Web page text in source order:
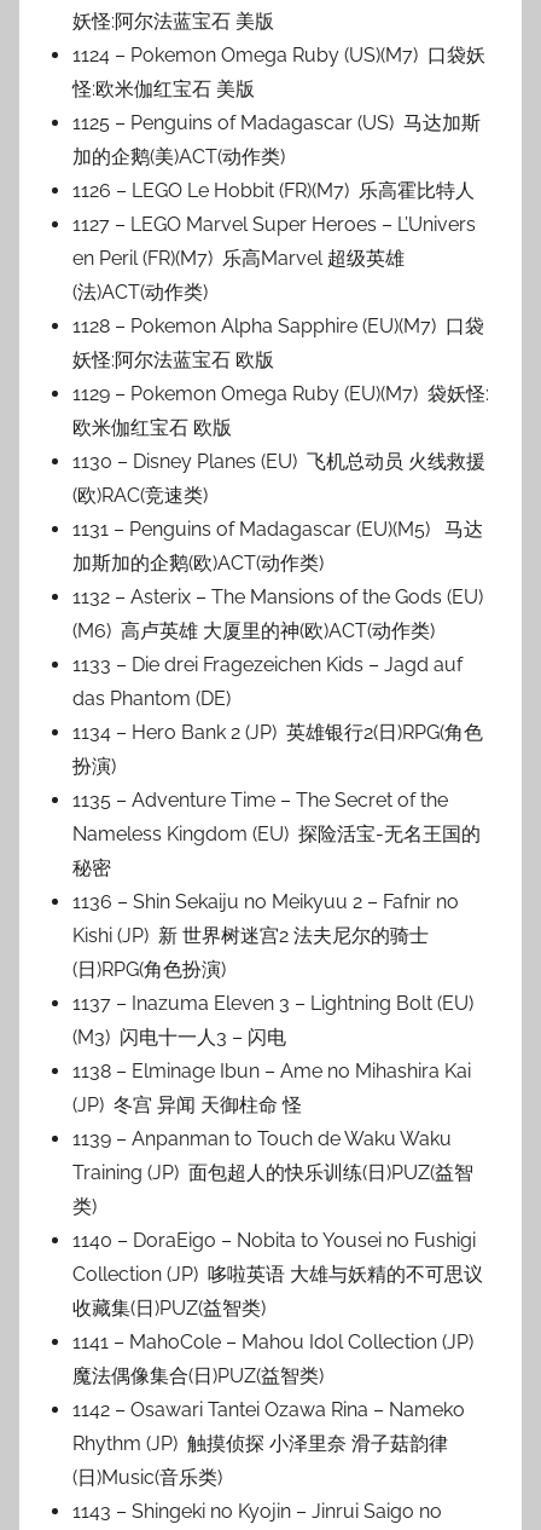
妖怪:阿尔法蓝宝石 美版
1124 – Pokemon Omega Ruby (US)(M7) 口袋妖
怪:欧米伽红宝石 美版
1125 – Penguins of Madagascar (US) 马达加斯
加的企鹅(美)ACT(动作类)
1126 – LEGO Le Hobbit (FR)(M7) 乐高霍比特人
1127 – LEGO Marvel Super Heroes – L’Univers
en Peril (FR)(M7) 乐高Marvel 超级英雄
(法)ACT(动作类)
1128 – Pokemon Alpha Sapphire (EU)(M7) 口袋
妖怪:阿尔法蓝宝石 欧版
1129 – Pokemon Omega Ruby (EU)(M7) 袋妖怪:
欧米伽红宝石 欧版
1130 – Disney Planes (EU) 飞机总动员 火线救援
(欧)RAC(竞速类)
1131 – Penguins of Madagascar (EU)(M5) 马达
加斯加的企鹅(欧)ACT(动作类)
1132 – Asterix – The Mansions of the Gods (EU)
(M6) 高卢英雄 大厦里的神(欧)ACT(动作类)
1133 – Die drei Fragezeichen Kids – Jagd auf
das Phantom (DE)
1134 – Hero Bank 2 (JP) 英雄银行2(日)RPG(角色
扮演)
1135 – Adventure Time – The Secret of the
Nameless Kingdom (EU) 探险活宝-无名王国的
秘密
1136 – Shin Sekaiju no Meikyuu 2 – Fafnir no
Kishi (JP) 新 世界树迷宫2 法夫尼尔的骑士
(日)RPG(角色扮演)
1137 – Inazuma Eleven 3 – Lightning Bolt (EU)
(M3) 闪电十一人3 – 闪电
1138 – Elminage Ibun – Ame no Mihashira Kai
(JP) 冬宫 异闻 天御柱命 怪
1139 – Anpanman to Touch de Waku Waku
Training (JP) 面包超人的快乐训练(日)PUZ(益智
类)
1140 – DoraEigo – Nobita to Yousei no Fushigi
Collection (JP) 哆啦英语 大雄与妖精的不可思议
收藏集(日)PUZ(益智类)
1141 – MahoCole – Mahou Idol Collection (JP)
魔法偶像集合(日)PUZ(益智类)
1142 – Osawari Tantei Ozawa Rina – Nameko
Rhythm (JP) 触摸侦探 小泽里奈 滑子菇韵律
(日)Music(音乐类)
1143 – Shingeki no Kyojin – Jinrui Saigo no